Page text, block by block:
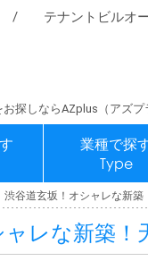
探しならAZplus（アズプ
テナントビルオ
業種で探
Type
渋谷道玄坂！オシャレな新築
レな新築！